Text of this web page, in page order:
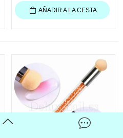
AÑADIR A LA CESTA